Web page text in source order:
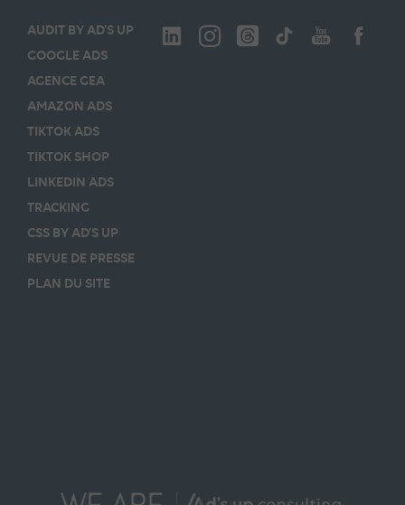
AUDIT BY AD’S UP
GOOGLE ADS
AGENCE GEA
AMAZON ADS
TIKTOK ADS
TIKTOK SHOP
LINKEDIN ADS
TRACKING
CSS BY AD’S UP
REVUE DE PRESSE
PLAN DU SITE